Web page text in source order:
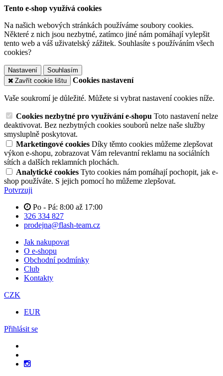
Tento e-shop využívá cookies
Na našich webových stránkách používáme soubory cookies.
Některé z nich jsou nezbytné, zatímco jiné nám pomáhají vylepšit
tento web a váš uživatelský zážitek. Souhlasíte s používáním všech
cookies?
Nastavení
Souhlasím
Zavřít cookie lištu
Cookies nastavení
Vaše soukromí je důležité. Můžete si vybrat nastavení cookies níže.
Cookies nezbytné pro využívání e-shopu Toto nastavení nelze
deaktivovat. Bez nezbytných cookies souborů nelze naše služby
smysluplně poskytovat.
Marketingové cookies Díky těmto cookies můžeme zlepšovat
výkon e-shopu, zobrazovat Vám relevantní reklamu na sociálních
sítích a dalších reklamních plochách.
Analytické cookies Tyto cookies nám pomáhají pochopit, jak e-
shop používáte. S jejich pomocí ho můžeme zlepšovat.
Potvrzuji
Po - Pá: 8:00 až 17:00
326 334 827
prodejna@flash-team.cz
Jak nakupovat
O e-shopu
Obchodní podmínky
Club
Kontakty
CZK
EUR
Přihlásit se